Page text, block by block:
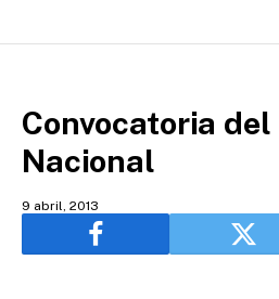
Convocatoria
Nacional
9 abril, 2013